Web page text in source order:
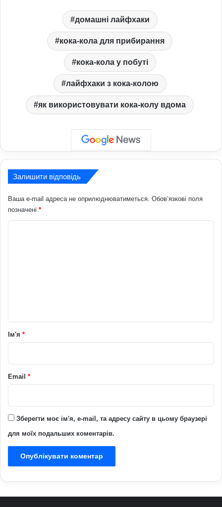
домашні лайфхаки
кока-кола для прибирання
кока-кола у побуті
лайфхаки з кока-колою
як використовувати кока-колу вдома
Залишити відповідь
Ваша e-mail адреса не оприлюднюватиметься. Обов’язкові поля
позначені *
рІм'я *
Email *
Зберегти моє ім'я, e-mail, та адресу сайту в цьому браузері
для моїх подальших коментарів.